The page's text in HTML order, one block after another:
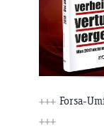
+++ Forsa-
+++